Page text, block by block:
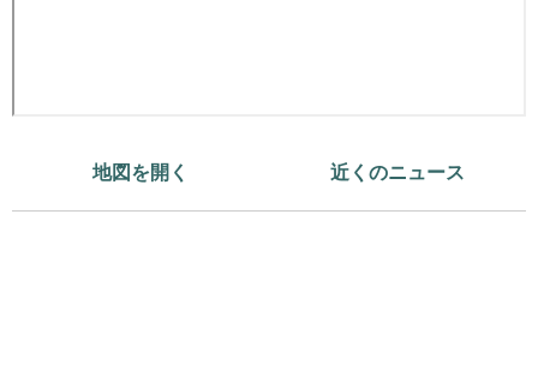
地図を開く 近くのニュース